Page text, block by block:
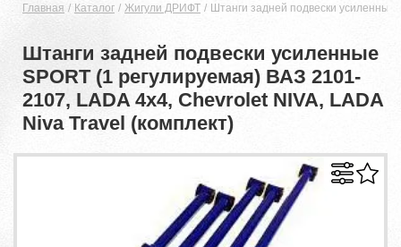
Главная Каталог Жигули ДРИФТ Штанги задней подвески усиленные
Штанги задней подвески усиленные
SPORT (1 регулируемая) ВАЗ 2101-
2107, LADA 4x4, Chevrolet NIVA, LADA
Niva Travel (комплект)